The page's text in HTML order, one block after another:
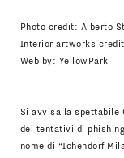
Photo credit: Alberto
Interior artworks
Web by: YellowPark
Si avvisa la spettabile
dei tentativi di
nome di “Ichendorf